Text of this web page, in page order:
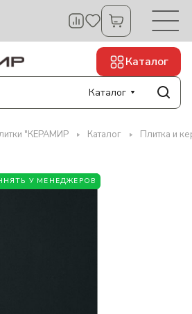
Каталог
Каталог
"КЕРАМИР Каталог Плитка и
У МЕНЕДЖЕРОВ